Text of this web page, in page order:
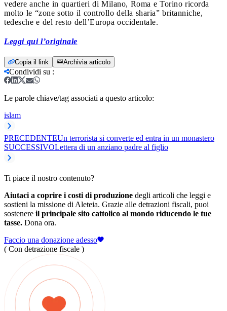
vedere anche in quartieri di Milano, Roma e Torino ricorda
molto le “zone sotto il controllo della sharia” britanniche,
tedesche e del resto dell’Europa occidentale.
Leggi qui l’originale
Copia il link Archivia articolo
Condividi su :
Le parole chiave/tag associati a questo articolo:
islam
PRECEDENTEUn terrorista si converte ed entra in un monastero
SUCCESSIVOLettera di un anziano padre al figlio
Ti piace il nostro contenuto?
Aiutaci a coprire i costi di produzione degli articoli che leggi e
sostieni la missione di Aleteia. Grazie alle detrazioni fiscali, puoi
sostenere il principale sito cattolico al mondo riducendo le tue
tasse. Dona ora.
Faccio una donazione adesso
( Con detrazione fiscale )